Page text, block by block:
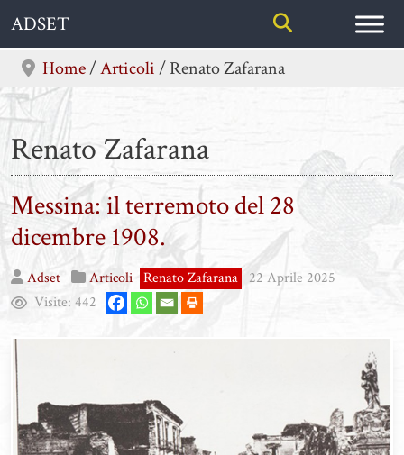
Skip
content
ADSET
Home/Articoli/Renato Zafarana
Renato Zafarana
Messina: il terremoto del 28
dicembre 1908.
Adset Articoli Renato Zafarana
22 Aprile 2025
Visite: 442